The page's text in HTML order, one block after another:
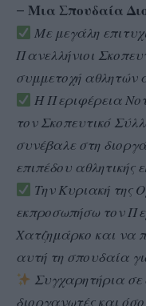
– Μια Σπουδαία
Με μεγάλη
Πανελλήνιοι
συμμετοχή αθλητών
Η Περιφέρεια
τον Σκοπευτικό
συνέβαλε στη
επιπέδου αθλητικής
Την Κυριακή της
εκπροσωπήσω τον
Χατζημάρκο και να
αυτή τη σπουδαία
Συγχαρητήρια σε
διοργανωτές και